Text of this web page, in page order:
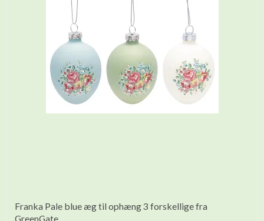
Franka Pale blue æg til ophæng 3 forskellige fra
GreenGate